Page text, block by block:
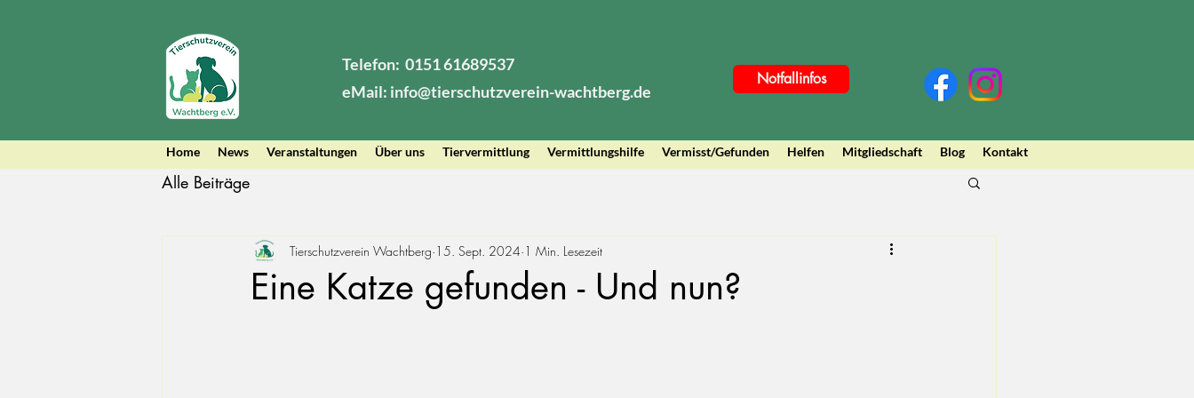
Telefon: 0151 61689537
eMail: info@tierschutzverein-wachtberg.de
Notfallinfos
Home News Veranstaltungen Über uns Tiervermittlung Vermittlungshilfe Vermisst/Gefunden Helfen Mitgliedschaft Blog Kontakt
Alle Beiträge
Eine Katze gefunden - Und nun?
Tierschutzverein Wachtberg 15. Sept. 2024 1 Min. Lesezeit